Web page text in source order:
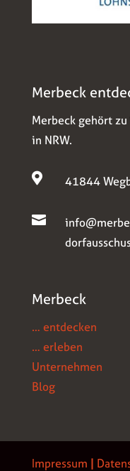
Merbeck
Merbeck gehört
in NRW.
 41844

Merbeck
… entdecken
… erleben
Unternehmen
Blog
Impressum |